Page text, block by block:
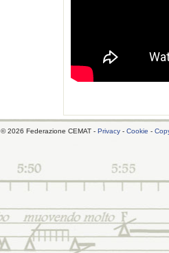
© 2026 Federazione CEMAT - Privacy - Cookie -